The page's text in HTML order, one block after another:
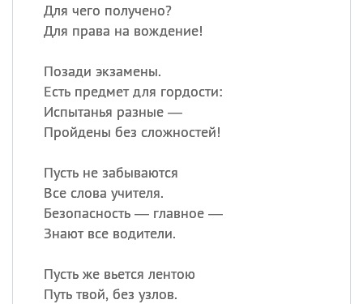
Для чего получено?
Для права на вождение!
Позади экзамены.
Есть предмет для гордости:
Испытанья разные —
Пройдены без сложностей!
Пусть не забываются
Все слова учителя.
Безопасность — главное —
Знают все водители.
Пусть же вьется лентою
Путь твой, без узлов.